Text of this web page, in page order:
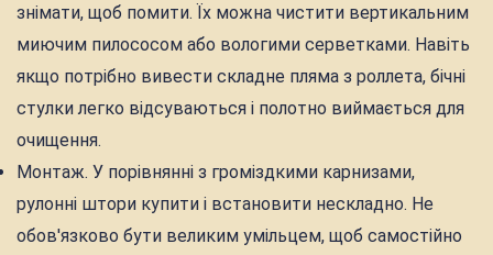
знімати, щоб помити. Їх можна чистити вертикальним
миючим пилососом або вологими серветками. Навіть
якщо потрібно вивести складне пляма з роллета, бічні
стулки легко відсуваються і полотно виймається для
очищення.
Монтаж. У порівнянні з громіздкими карнизами,
рулонні штори купити і встановити нескладно. Не
обов'язково бути великим умільцем, щоб самостійно